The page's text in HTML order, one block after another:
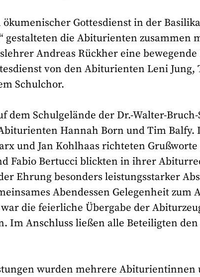
Gottesdienst in der
gestalteten die Abiturienten zusammen
Andreas Rückher eine
von den Abiturienten Leni Jung,
Schulchor.
dem Schulgelände der Dr.-Walter-
Hannah Born und Tim Balfy.
und Jan Kohlhaas richteten
Fabio Bertucci blickten in ihrer
Ehrung besonders leistungsstarker
Abendessen Gelegenheit zum
die feierliche Übergabe der
Im Anschluss ließen alle Beteiligten
wurden mehrere